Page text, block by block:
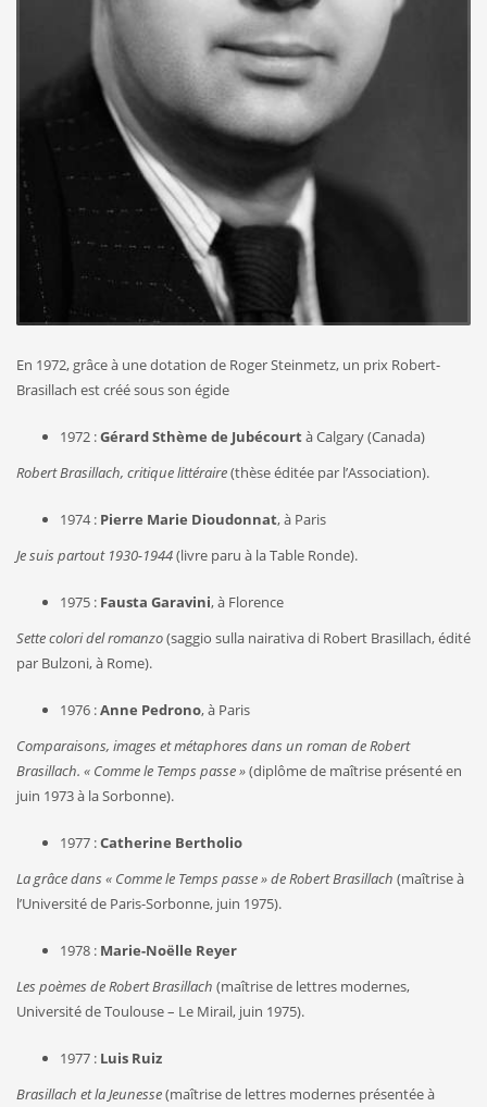
En 1972, grâce à une dotation de Roger Steinmetz, un prix Robert-
Brasillach est créé sous son égide
1972 :Gérard Sthème de Jubécourtà Calgary (Canada)
Robert Brasillach, critique littéraire(thèse éditée par l’Association).
1974 : Pierre Marie Dioudonnat, à Paris
Je suis partout 1930-1944(livre paru à la Table Ronde).
1975 : Fausta Garavini, à Florence
Sette colori del romanzo(saggio sulla nairativa di Robert Brasillach, édité
par Bulzoni, à Rome).
1976 :Anne Pedrono, à Paris
Comparaisons, images et métaphores dans un roman de Robert
Brasillach. « Comme le Temps passe »(diplôme de maîtrise présenté en
juin 1973 à la Sorbonne).
1977 :Catherine Bertholio
La grâce dans « Comme le Temps passe » de Robert Brasillach (maîtrise à
l’Université de Paris-Sorbonne, juin 1975).
1978 : Marie-Noëlle Reyer
Les poèmes de Robert Brasillach (maîtrise de lettres modernes,
Université de Toulouse – Le Mirail, juin 1975).
1977 : Luis Ruiz
Brasillach et la Jeunesse(maîtrise de lettres modernes présentée à